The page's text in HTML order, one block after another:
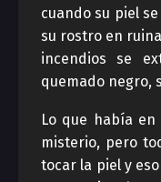
cuando su piel
su rostro en
incendios se
quemado negro,
Lo que había
misterio, pero
tocar la piel y